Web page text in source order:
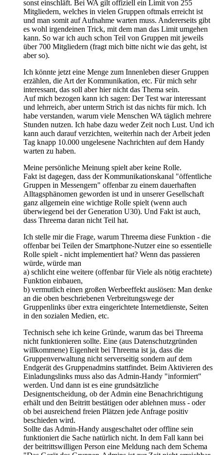
sonst einschläft. Bei WA gilt offiziell ein Limit von 255
Mitgliedern, welches in vielen Gruppen oftmals erreicht ist
und man somit auf Aufnahme warten muss. Andererseits gibt
es wohl irgendeinen Trick, mit dem man das Limit umgehen
kann. So war ich auch schon Teil von Gruppen mit jeweils
über 700 Mitgliedern (fragt mich bitte nicht wie das geht, ist
aber so).
Ich könnte jetzt eine Menge zum Innenleben dieser Gruppen
erzählen, die Art der Kommunikation, etc. Für mich sehr
interessant, das soll aber hier nicht das Thema sein.
Auf mich bezogen kann ich sagen: Der Test war interessant
und lehrreich, aber unterm Strich ist das nichts für mich. Ich
habe verstanden, warum viele Menschen WA täglich mehrere
Stunden nutzen. Ich habe dazu weder Zeit noch Lust. Und ich
kann auch darauf verzichten, weiterhin nach der Arbeit jeden
Tag knapp 10.000 ungelesene Nachrichten auf dem Handy
warten zu haben.
Meine persönliche Meinung spielt aber keine Rolle.
Fakt ist dagegen, dass der Kommunikationskanal "öffentliche
Gruppen in Messengern" offenbar zu einem dauerhaften
Alltagsphänomen geworden ist und in unserer Gesellschaft
ganz allgemein eine wichtige Rolle spielt (wenn auch
überwiegend bei der Generation U30). Und Fakt ist auch,
dass Threema daran nicht Teil hat.
Ich stelle mir die Frage, warum Threema diese Funktion - die
offenbar bei Teilen der Smartphone-Nutzer eine so essentielle
Rolle spielt - nicht implementiert hat? Wenn das passieren
würde, würde man
a) schlicht eine weitere (offenbar für Viele als nötig erachtete)
Funktion einbauen,
b) vermutlich einen großen Werbeeffekt auslösen: Man denke
an die oben beschriebenen Verbreitungswege der
Gruppenlinks über extra eingerichtete Internetdienste, Seiten
in den sozialen Medien, etc.
Technisch sehe ich keine Gründe, warum das bei Threema
nicht funktionieren sollte. Eine (aus Datenschutzgründen
willkommene) Eigenheit bei Threema ist ja, dass die
Gruppenverwaltung nicht serverseitig sondern auf dem
Endgerät des Gruppenadmins stattfindet. Beim Aktivieren des
Einladungslinks muss also das Admin-Handy "informiert"
werden. Und dann ist es eine grundsätzliche
Designentscheidung, ob der Admin eine Benachrichtigung
erhält und den Beitritt bestätigen oder ablehnen muss - oder
ob bei ausreichend freien Plätzen jede Anfrage positiv
beschieden wird.
Sollte das Admin-Handy ausgeschaltet oder offline sein
funktioniert die Sache natürlich nicht. In dem Fall kann bei
der beitrittswilligen Person eine Meldung nach dem Schema